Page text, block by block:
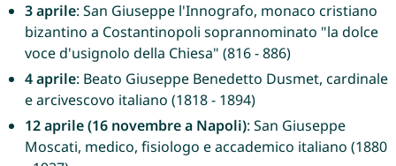
3 aprile: San Giuseppe l'Innografo, monaco cristiano
bizantino a Costantinopoli soprannominato "la dolce
voce d'usignolo della Chiesa" (816 - 886)
4 aprile: Beato Giuseppe Benedetto Dusmet, cardinale
e arcivescovo italiano (1818 - 1894)
12 aprile (16 novembre a Napoli): San Giuseppe
Moscati, medico, fisiologo e accademico italiano (1880